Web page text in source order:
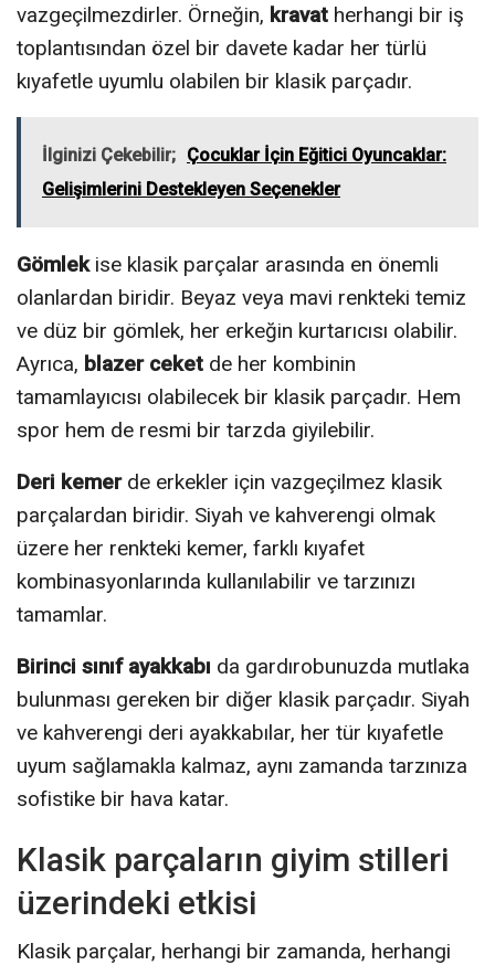
vazgeçilmezdirler. Örneğin, kravat herhangi bir iş
toplantısından özel bir davete kadar her türlü
kıyafetle uyumlu olabilen bir klasik parçadır.
İlginizi Çekebilir; Çocuklar İçin Eğitici Oyuncaklar:
Gelişimlerini Destekleyen Seçenekler
Gömlekise klasik parçalar arasında en önemli
olanlardan biridir. Beyaz veya mavi renkteki temiz
ve düz bir gömlek, her erkeğin kurtarıcısı olabilir.
Ayrıca, blazer ceket de her kombinin
tamamlayıcısı olabilecek bir klasik parçadır. Hem
spor hem de resmi bir tarzda giyilebilir.
Deri kemerde erkekler için vazgeçilmez klasik
parçalardan biridir. Siyah ve kahverengi olmak
üzere her renkteki kemer, farklı kıyafet
kombinasyonlarında kullanılabilir ve tarzınızı
tamamlar.
Birinci sınıf ayakkabı da gardırobunuzda mutlaka
bulunması gereken bir diğer klasik parçadır. Siyah
ve kahverengi deri ayakkabılar, her tür kıyafetle
uyum sağlamakla kalmaz, aynı zamanda tarzınıza
sofistike bir hava katar.
Klasik parçaların giyim stilleri
üzerindeki etkisi
Klasik parçalar, herhangi bir zamanda, herhangi